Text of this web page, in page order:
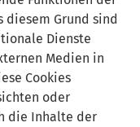
diesem Grund sind
Dienste
Medien in
Cookies
oder
die Inhalte der